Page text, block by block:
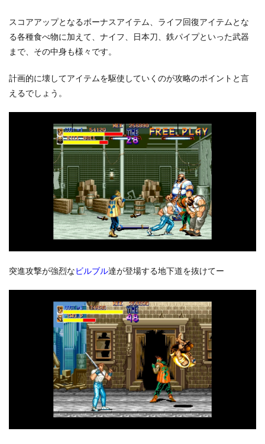
スコアアップとなるボーナスアイテム、ライフ回復アイテムとな
る各種食べ物に加えて、ナイフ、日本刀、鉄パイプといった武器
まで、その中身も様々です。
計画的に壊してアイテムを駆使していくのが攻略のポイントと言
えるでしょう。
突進攻撃が強烈なビルブル達が登場する地下道を抜けてー